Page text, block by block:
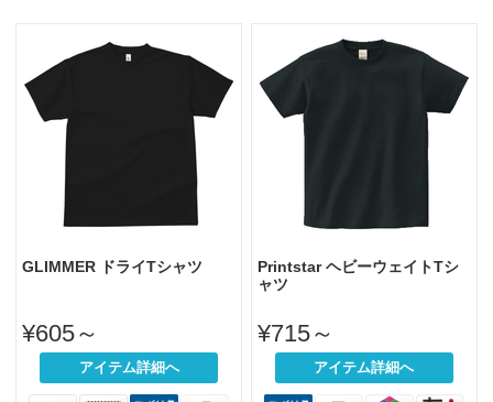
GLIMMER ドライTシャツ
¥605～
アイテム詳細へ
Printstar ヘビーウェイトTシ
ャツ
¥715～
アイテム詳細へ